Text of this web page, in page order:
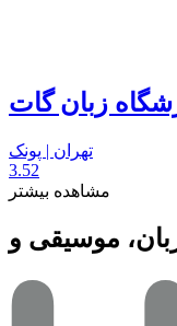
زبان گات
تهران | پونک
3.52
مشاهده بیشتر